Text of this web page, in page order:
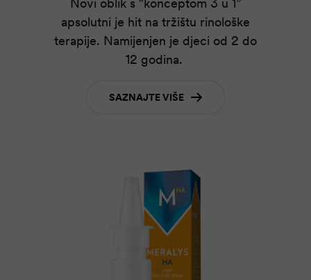
Novi oblik s "konceptom 3 u 1”
apsolutni je hit na tržištu rinološke
terapije. Namijenjen je djeci od 2 do
12 godina.
SAZNAJTE VIŠE